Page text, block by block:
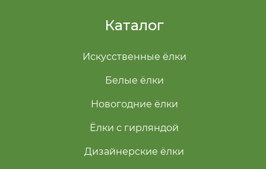
Каталог
Искусственные ёлки
Белые ёлки
Новогодние ёлки
Ёлки с гирляндой
Дизайнерские ёлки